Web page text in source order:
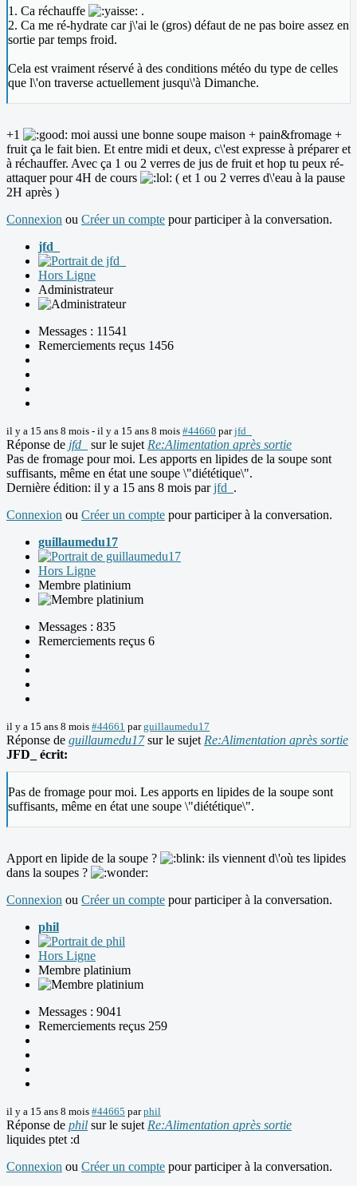
1. Ca réchauffe
.
2. Ca me ré-hydrate car j\'ai le (gros) défaut de ne pas boire assez en
sortie par temps froid.
Cela est vraiment réservé à des conditions météo du type de celles
que l\'on traverse actuellement jusqu\'à Dimanche.
+1
moi aussi une bonne soupe maison + pain&fromage +
fruit ça le fait bien. Et entre midi et deux, c\'est expresse à préparer et
à réchauffer. Avec ça 1 ou 2 verres de jus de fruit et hop tu peux ré-
attaquer pour 4H de cours
( et 1 ou 2 verres d\'eau à la pause
2H après )
Connexion ou Créer un compte pour participer à la conversation.
jfd_
Hors Ligne
Administrateur
Messages : 11541
Remerciements reçus 1456
il y a 15 ans 8 mois - il y a 15 ans 8 mois #44660 parjfd_
Réponse de jfd_ sur le sujet Re:Alimentation après sortie
Pas de fromage pour moi. Les apports en lipides de la soupe sont
suffisants, même en état une soupe \"diététique\".
Dernière édition: il y a 15 ans 8 mois parjfd_ .
Connexion ou Créer un compte pour participer à la conversation.
guillaumedu17
Hors Ligne
Membre platinium
Messages : 835
Remerciements reçus 6
il y a 15 ans 8 mois #44661 parguillaumedu17
Réponse de guillaumedu17sur le sujet Re:Alimentation après sortie
JFD_ écrit:
Pas de fromage pour moi. Les apports en lipides de la soupe sont
suffisants, même en état une soupe \"diététique\".
Apport en lipide de la soupe ?
ils viennent d\'où tes lipides
dans la soupes ?
Connexion ou Créer un compte pour participer à la conversation.
phil
Hors Ligne
Membre platinium
Messages : 9041
Remerciements reçus 259
il y a 15 ans 8 mois #44665 parphil
Réponse de phil sur le sujet Re:Alimentation après sortie
liquides ptet :d
Connexion ou Créer un compte pour participer à la conversation.